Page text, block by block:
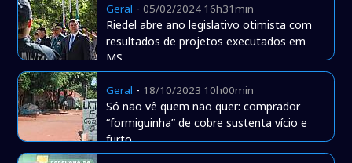
Geral -05/02/2024 16h31min
Riedel abre ano legislativo otimista com
resultados de projetos executados em
MS
Geral - 18/10/2023 10h00min
Só não vê quem não quer: comprador
“formiguinha” de cobre sustenta vício e
furto